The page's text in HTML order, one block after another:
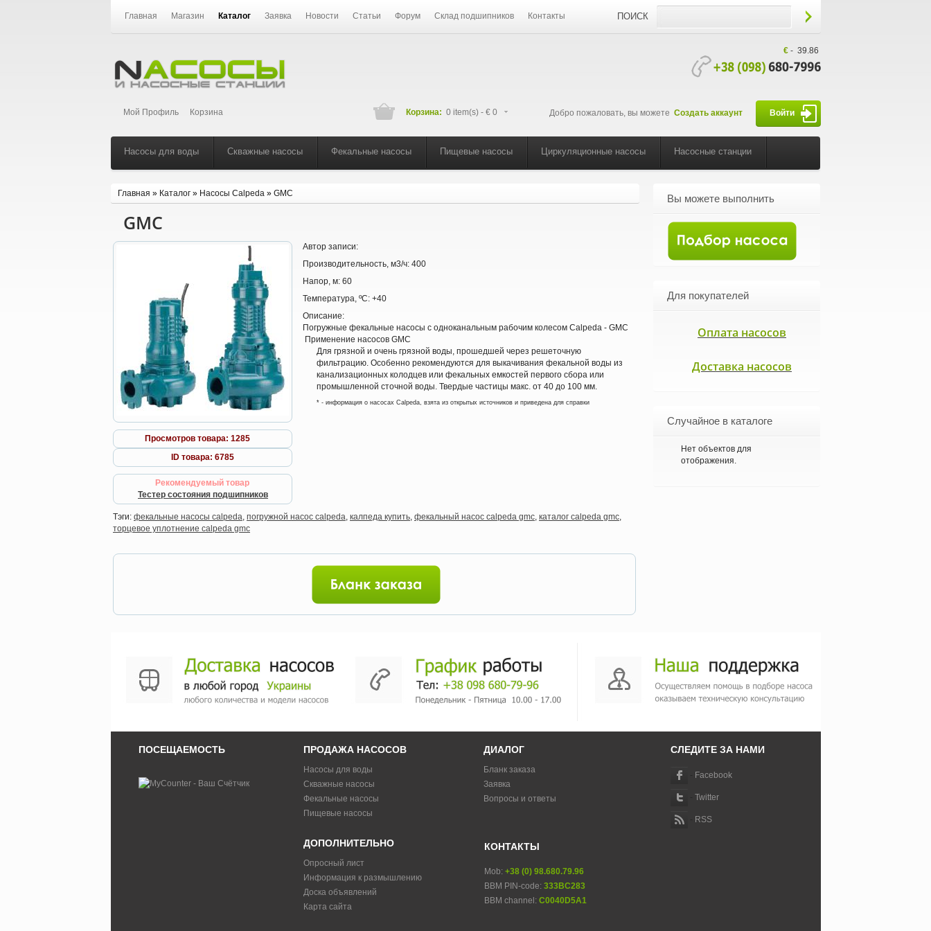
ПОИСК
Главная Магазин Каталог Заявка Новости Статьи Форум Склад подшипников Контакты
Мой Профиль Корзина
€- 39.86
Добро пожаловать, вы можете Создать аккаунт Войти
Корзина: 0 item(s) - € 0
Насосы для воды Скважные насосы Фекальные насосы Пищевые насосы Циркуляционные насосы Насосные станции
Вы можете выполнить
Для покупателей
Оплата насосов
Доставка насосов
Случайное в каталоге
Нет объектов для
отображения.
Главная » Каталог » Насосы Calpeda » GMC
GMC
Просмотров товара: 1285
ID товара: 6785
Рекомендуемый товар
Тестер состояния подшипников
Автор записи:
Производительность, м3/ч: 400
Напор, м: 60
Температура, ºС: +40
Описание:
Погружные фекальные насосы с одноканальным рабочим колесом Calpeda - GMC
Применение насосов GMC
Для грязной и очень грязной воды, прошедшей через решеточную
фильтрацию. Особенно рекомендуются для выкачивания фекальной воды из
канализационных колодцев или фекальных емкостей первого сбора или
промышленной сточной воды. Твердые частицы макс. от 40 до 100 мм.
* - информация о насосах Calpeda, взята из открытых источников и приведена для справки
Тэги: фекальные насосы calpeda, погружной насос calpeda, калпеда купить, фекальный насос calpeda gmc, каталог calpeda gmc,
торцевое уплотнение calpeda gmc
ПОСЕЩАЕМОСТЬ ПРОДАЖА НАСОСОВ
Насосы для воды
Скважные насосы
Фекальные насосы
Пищевые насосы
ДИАЛОГ
Бланк заказа
Заявка
Вопросы и ответы
ДОПОЛНИТЕЛЬНО
Опросный лист
Информация к размышлению
Доска объявлений
Карта сайта
СЛЕДИТЕ ЗА НАМИ
Facebook
Twitter
RSS
КОНТАКТЫ
Mob: +38 (0) 98.680.79.96
BBM PIN-code: 333BC283
BBM channel: C0040D5A1